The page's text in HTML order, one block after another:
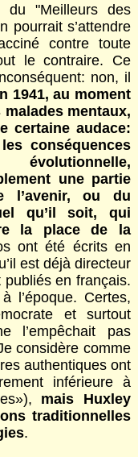
du "Meilleurs des
pourrait s’attendre
contre toute
le contraire. Ce
non, il
1941, au moment
mentaux,
certaine audace:
conséquences
une partie
l’avenir, ou du
qu’il soit, qui
la place de la
ont été écrits en
est déjà directeur
publiés en français.
l’époque. Certes,
et surtout
l’empêchait pas
considère comme
authentiques ont
inférieure à
mais Huxley
traditionnelles
.